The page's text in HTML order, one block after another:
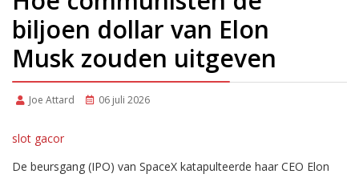
biljoen dollar van Elon
Musk zouden uitgeven
Joe Attard 06 juli 2026
slot gacor
De beursgang (IPO) van SpaceX katapulteerde haar CEO Elon